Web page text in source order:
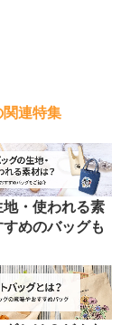
連特集
・使われる素
めのバッグも